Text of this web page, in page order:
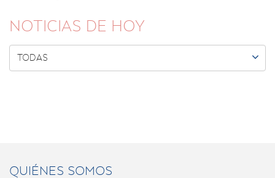
NOTICIAS DE HOY
TODAS 
QUIÉNES SOMOS